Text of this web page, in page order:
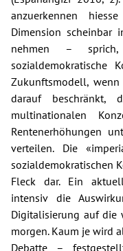
anzuerkennen
Dimension scheinbar
nehmen –
sozialdemokratische
Zukunftsmodell,
darauf beschränkt,
multinationalen
Rentenerhöhungen
verteilen. Die
sozialdemokratischen
Fleck dar. Ein
intensiv die
Digitalisierung auf die
morgen. Kaum je wird
Debatte –